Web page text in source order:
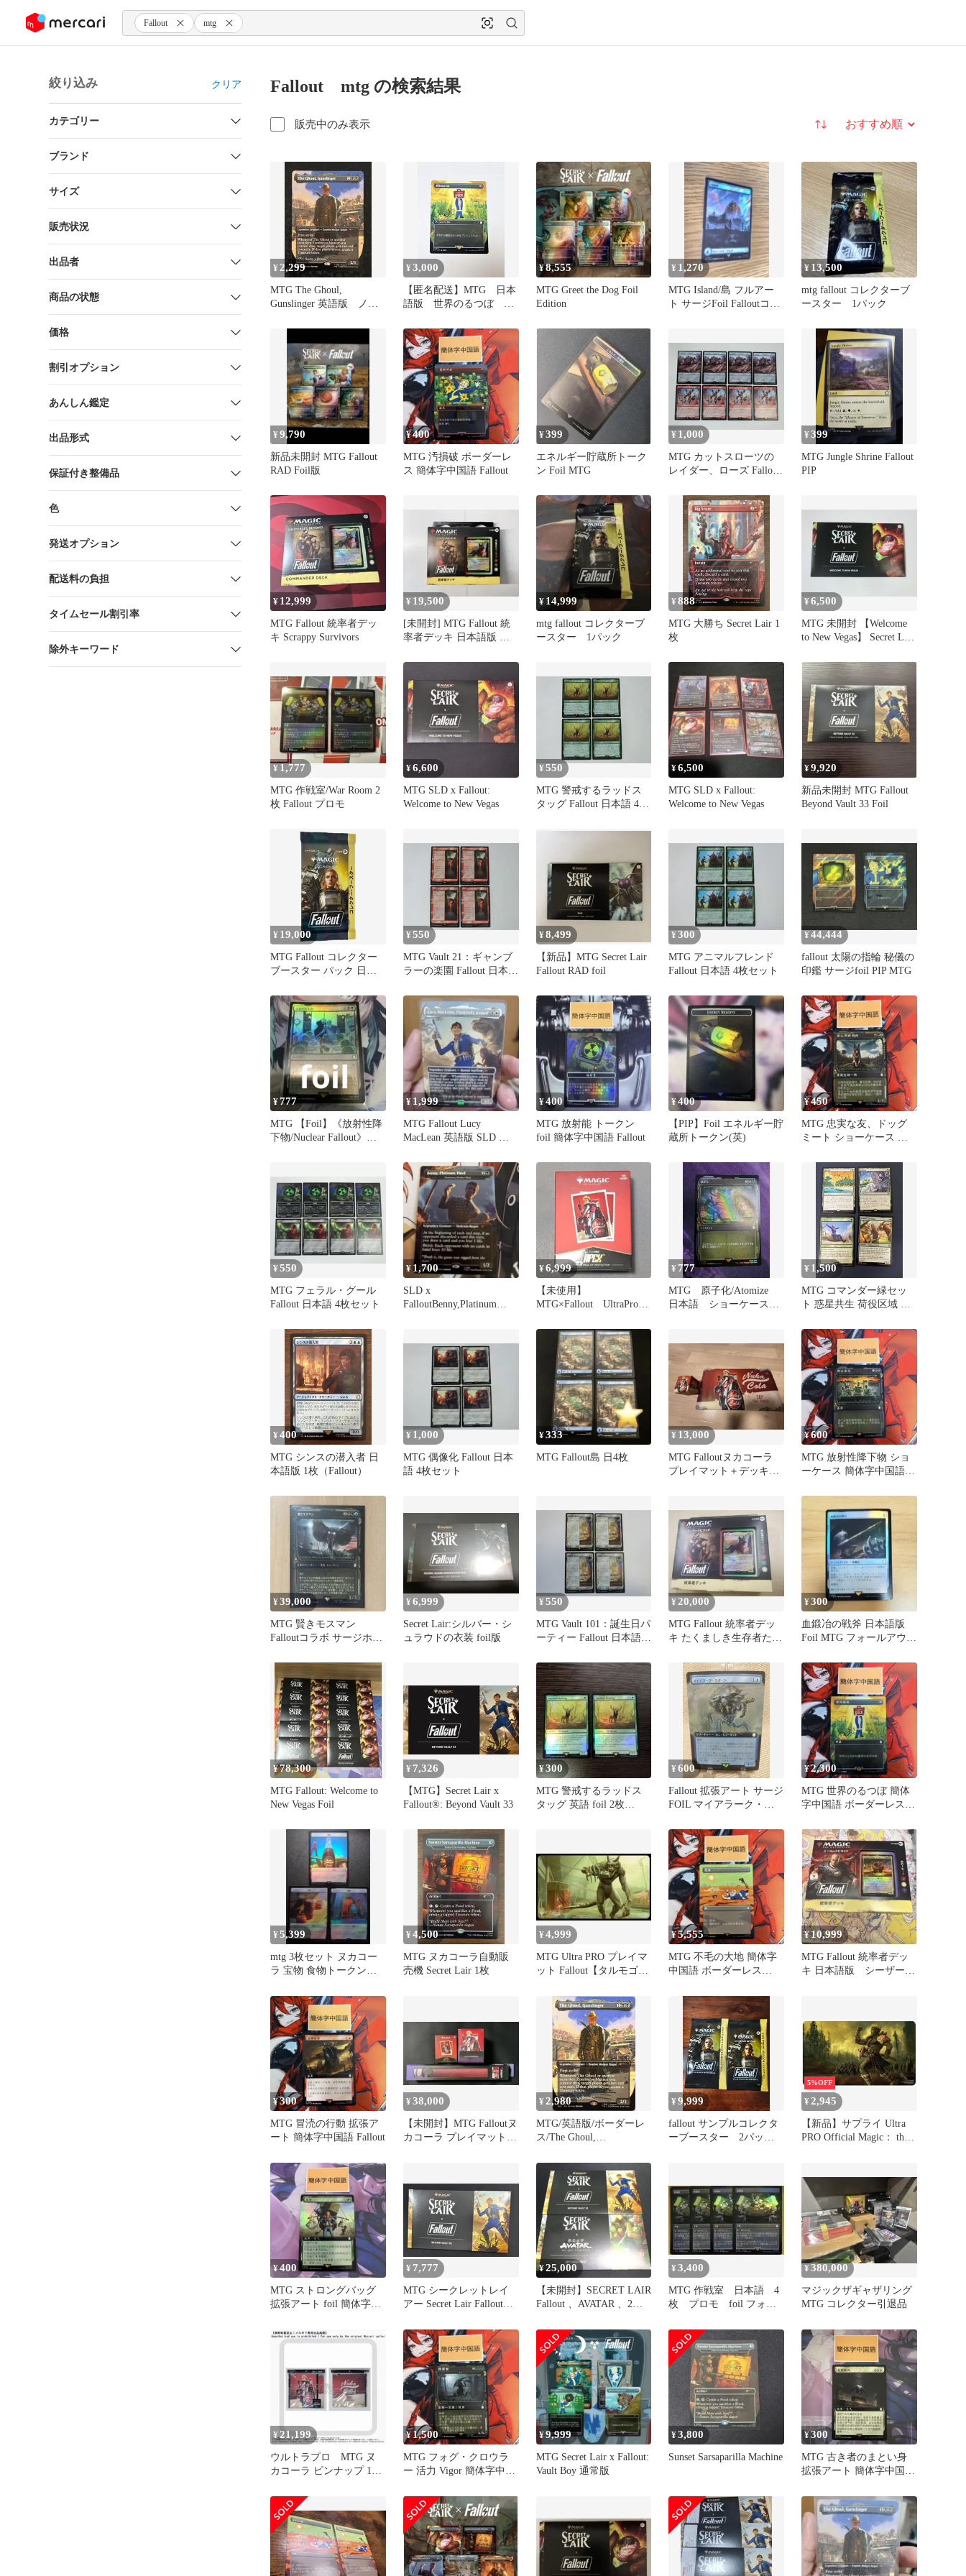
ツにスキップ Fallout mtg
絞り込み クリア
カテゴリー
ブランド
サイズ
販売状況
出品者
商品の状態
価格
割引オプション
あんしん鑑定
出品形式
保証付き整備品
色
発送オプション
配送料の負担
タイムセール割引率
除外キーワード
Fallout mtg の検索結果
販売中のみ表示 並び替え
¥ 2,299
MTG The Ghoul,
Gunslinger 英語版 ノン
¥3,000
【匿名配送】MTG 日本
語版 世界のるつぼ
¥8,555
MTG Greet the Dog Foil
Edition
¥ 1,270
MTG Island/島 フルアー
ト サージFoil Falloutコラ
¥ 13,500
mtg fallout コレクターブ
ースター 1パック
¥9,790
新品未開封 MTG Fallout
RAD Foil版
¥400
MTG 汚損破 ボーダーレ
ス 簡体字中国語 Fallout
¥399
エネルギー貯蔵所トーク
ン Foil MTG
¥ 1,000
MTG カットスローツの
レイダー、ローズ Fallout
¥399
MTG Jungle Shrine Fallout
PIP
¥ 12,999
MTG Fallout 統率者デッ
キ Scrappy Survivors
¥ 19,500
[未開封] MTG Fallout 統
率者デッキ 日本語版 た
¥ 14,999
mtg fallout コレクターブ
ースター 1パック
¥888
MTG 大勝ち Secret Lair 1
枚
¥6,500
MTG 未開封 【Welcome
to New Vegas】 Secret Lair
¥ 1,777
MTG 作戦室/War Room 2
枚 Fallout プロモ
¥6,600
MTG SLD x Fallout:
Welcome to New Vegas
¥550
MTG 警戒するラッドス
タッグ Fallout 日本語 4枚
¥6,500
MTG SLD x Fallout:
Welcome to New Vegas
¥9,920
新品未開封 MTG Fallout
Beyond Vault 33 Foil
¥ 19,000
MTG Fallout コレクター
ブースター パック 日本
¥550
MTG Vault 21：ギャンブ
ラーの楽園 Fallout 日本語
¥8,499
【新品】MTG Secret Lair
Fallout RAD foil
¥300
MTG アニマルフレンド
Fallout 日本語 4枚セット
¥44,444
fallout 太陽の指輪 秘儀の
印鑑 サージfoil PIP MTG
¥777
MTG 【Foil】《放射性降
下物/Nuclear Fallout》
¥ 1,999
MTG Fallout Lucy
MacLean 英語版 SLD 神
¥400
MTG 放射能 トークン
foil 簡体字中国語 Fallout
¥400
【PIP】Foil エネルギー貯
蔵所トークン(英)
¥450
MTG 忠実な友、ドッグ
ミート ショーケース 簡
¥550
MTG フェラル・グール
Fallout 日本語 4枚セット
¥ 1,700
SLD x
FalloutBenny,Platinum
¥6,999
【未使用】
MTG×Fallout UltraPro
¥ 777
MTG 原子化/Atomize
日本語 ショーケース
¥ 1,500
MTG コマンダー緑セッ
ト 惑星共生 荷役区域 十
¥400
MTG シンスの潜入者 日
本語版 1枚（Fallout）
¥ 1,000
MTG 偶像化 Fallout 日本
語 4枚セット
¥333
MTG Fallout島 日4枚
¥ 13,000
MTG Falloutヌカコーラ
プレイマット＋デッキケ
¥600
MTG 放射性降下物 ショ
ーケース 簡体字中国語
¥39,000
MTG 賢きモスマン
Falloutコラボ サージホイ
¥6,999
Secret Lair:シルバー・シ
ュラウドの衣装 foil版
¥550
MTG Vault 101：誕生日パ
ーティー Fallout 日本語 4
¥ 20,000
MTG Fallout 統率者デッ
キ たくましき生存者た
¥300
血鍛冶の戦斧 日本語版
Foil MTG フォールアウト
¥78,300
MTG Fallout: Welcome to
New Vegas Foil
¥ 7,326
【MTG】Secret Lair x
Fallout®: Beyond Vault 33
¥300
MTG 警戒するラッドス
タッグ 英語 foil 2枚
¥600
Fallout 拡張アート サージ
FOIL マイアラーク・ク
¥2,300
MTG 世界のるつぼ 簡体
字中国語 ボーダーレス
¥5,399
mtg 3枚セット ヌカコー
ラ 宝物 食物トークン
¥4,500
MTG ヌカコーラ自動販
売機 Secret Lair 1枚
¥4,999
MTG Ultra PRO プレイマ
ット Fallout【タルモゴイ
¥5,555
MTG 不毛の大地 簡体字
中国語 ボーダーレス
¥10,999
MTG Fallout 統率者デッ
キ 日本語版 シーザー万
¥300
MTG 冒涜の行動 拡張ア
ート 簡体字中国語 Fallout
¥38,000
【未開封】MTG Falloutヌ
カコーラ プレイマット＋
¥2,980
MTG/英語版/ボーダーレ
ス/The Ghoul,
Fallout®: Beyond Vault
33/SLD2448
¥9,999
fallout サンプルコレクタ
ーブースター 2パック
5%OFF
¥2,945
【新品】サプライ Ultra
PRO Official Magic： the
社 マジックザギャザリン
グ公式サプライ MTG
「フォールアウト」 プレ
イマット/V4
¥400
MTG ストロングバッグ
拡張アート foil 簡体字中
¥ 7,777
MTG シークレットレイ
アー Secret Lair Fallout
¥25,000
【未開封】SECRET LAIR
Fallout 、AVATAR 、2種
¥3,400
MTG 作戦室 日本語 4
枚 プロモ foil フォー
¥380,000
マジックザギャザリング
MTG コレクター引退品
¥21,199
ウルトラプロ MTG ヌ
カコーラ ピンナップ 12
¥1,500
MTG フォグ・クロウラ
ー 活力 Vigor 簡体字中国
¥9,999
MTG Secret Lair x Fallout:
Vault Boy 通常版
¥3,800
Sunset Sarsaparilla Machine
¥300
MTG 古き者のまとい身
拡張アート 簡体字中国語